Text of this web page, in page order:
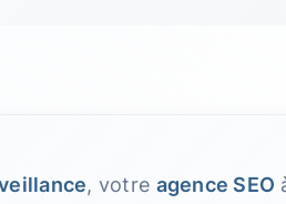
, votre agence SEO